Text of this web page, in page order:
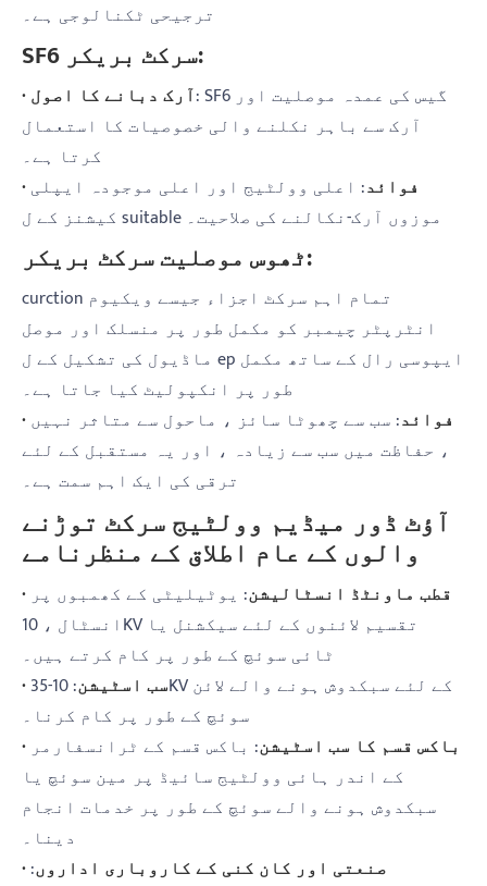
ترجیحی ٹکنالوجی ہے۔
SF6 سرکٹ بریکر:
· آرک دبانے کا اصول: SF6 گیس کی عمدہ موصلیت اور
آرک سے باہر نکلنے والی خصوصیات کا استعمال
کرتا ہے۔
· فوائد: اعلی وولٹیج اور اعلی موجودہ ایپلی
کیشنز کے ل suitable موزوں آرک-نکالنے کی صلاحیت۔
ٹھوس موصلیت سرکٹ بریکر:
curction تمام اہم سرکٹ اجزاء جیسے ویکیوم
انٹرپٹر چیمبر کو مکمل طور پر منسلک اور موصل
ماڈیول کی تشکیل کے ل ep ایپوسی رال کے ساتھ مکمل
طور پر انکپولیٹ کیا جاتا ہے۔
· فوائد: سب سے چھوٹا سائز ، ماحول سے متاثر نہیں
، حفاظت میں سب سے زیادہ ، اور یہ مستقبل کے لئے
ترقی کی ایک اہم سمت ہے۔
آؤٹ ڈور میڈیم وولٹیج سرکٹ توڑنے
والوں کے عام اطلاق کے منظرنامے
· قطب ماونٹڈ انسٹالیشن: یوٹیلیٹی کے کھمبوں پر
انسٹال ، 10KV تقسیم لائنوں کے لئے سیکشنل یا
ٹائی سوئچ کے طور پر کام کرتے ہیں۔
· سب اسٹیشن
: 10-35KV کے لئے سبکدوش ہونے والے لائن
سوئچ کے طور پر کام کرنا۔
· باکس قسم کا سب اسٹیشن: باکس قسم کے ٹرانسفارمر
کے اندر ہائی وولٹیج سائیڈ پر مین سوئچ یا
سبکدوش ہونے والے سوئچ کے طور پر خدمات انجام
دینا۔
· صنعتی اور کان کنی کے کاروباری اداروں: